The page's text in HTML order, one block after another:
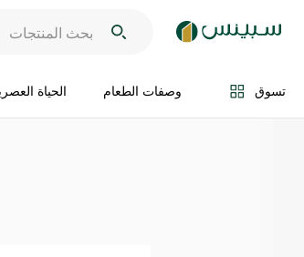
تسوق وصفات الطعام الحياة
اضف الى السلة